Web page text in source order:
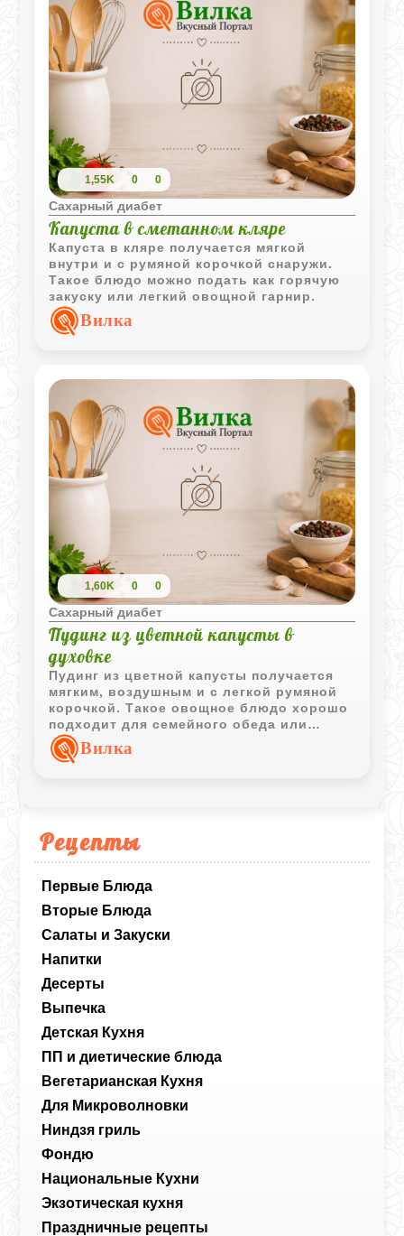
Рецепты
Первые Блюда
Вторые Блюда
Салаты и Закуски
Напитки
Десерты
Выпечка
Детская Кухня
ПП и диетические блюда
Вегетарианская Кухня
Для Микроволновки
Ниндзя гриль
Фондю
Национальные Кухни
Экзотическая кухня
Праздничные рецепты
1,55K 0 0
Сахарный диабет
Капуста в сметанном кляре
Капуста в кляре получается мягкой
внутри и с румяной корочкой снаружи.
Такое блюдо можно подать как горячую
закуску или легкий овощной гарнир.
Вилка
1,60K 0 0
Сахарный диабет
Пудинг из цветной капусты в
духовке
Пудинг из цветной капусты получается
мягким, воздушным и с легкой румяной
корочкой. Такое овощное блюдо хорошо
подходит для семейного обеда или
легкого ужина.
Вилка